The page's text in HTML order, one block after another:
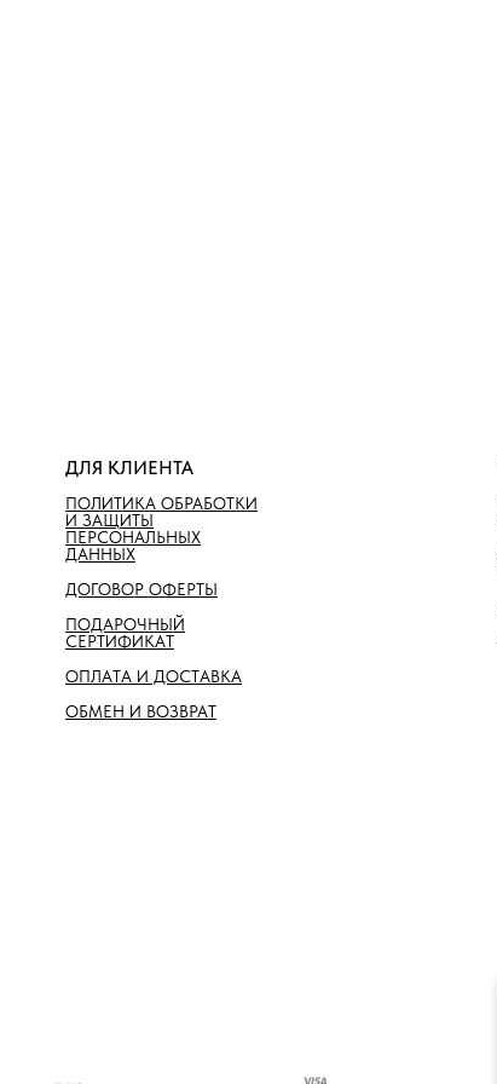
ДЛЯ КЛИЕНТА
ПОЛИТИКА ОБРАБОТКИ
И ЗАЩИТЫ
ПЕРСОНАЛЬНЫХ
ДАННЫХ
ДОГОВОР ОФЕРТЫ
ПОДАРОЧНЫЙ
СЕРТИФИКАТ
ОПЛАТА И ДОСТАВКА
ОБМЕН И ВОЗВРАТ